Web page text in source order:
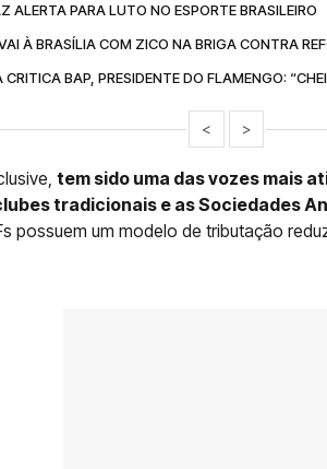
ALERTA PARA LUTO NO ESPORTE BRASILEIRO
À BRASÍLIA COM ZICO NA BRIGA CONTRA
CRITICA BAP, PRESIDENTE DO FLAMENGO:
< >
tem sido uma das vozes mais
tradicionais e as Sociedades
possuem um modelo de tributação